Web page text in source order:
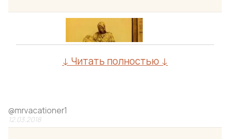
↓ Читать полностью ↓
@mrvacationer1
12.03.2018